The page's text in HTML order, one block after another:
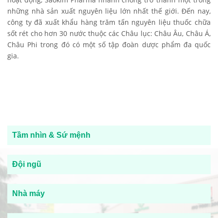
những nhà sản xuất nguyên liệu lớn nhất thế giới. Đến nay,
công ty đã xuất khẩu hàng trăm tấn nguyên liệu thuốc chữa
sốt rét cho hơn 30 nước thuộc các Châu lục: Châu Âu, Châu Á,
Châu Phi trong đó có một số tập đoàn dược phẩm đa quốc
gia.
Tầm nhìn & Sứ mệnh
Đội ngũ
Nhà máy